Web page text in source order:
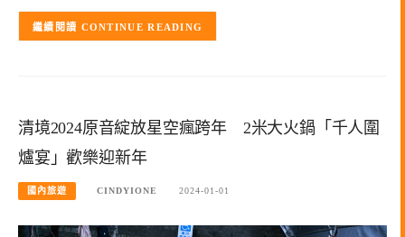
CONTINUE READING
清境2024原音綻放星空瘋跨年 2米大火鍋「千人圍
爐宴」歡樂迎新年
國內旅遊 CINDYIONE 2024-01-01